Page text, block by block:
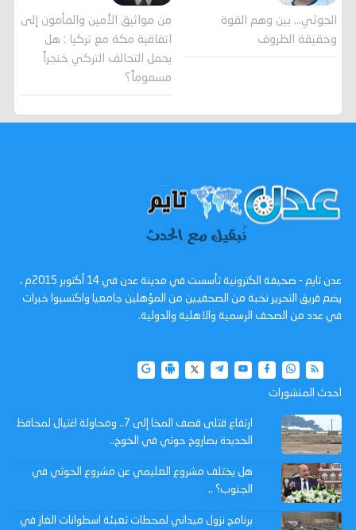
الحوثي... بين وهم القوة
وحقيقة الظروف
من مواثيق الأمين والمأمون إلى
اتفاقية مكة مع تركيا : هل
يحمل التحالف التركي خنجراً
مسموماً؟
عدن تايم - صحيفة الكترونية تأسست في مدينة عدن في 14 أكتوبر 2015م ،
يضم فريق التحرير نخبة من الصحفيين من المؤهلين جامعيا واكتسبوا خبرات
في عدد من الصحف الرسمية والاهلية والدولية.
احدث المنشورات
ارتفاع قتلى قصف المخا إلى 7.. ومحاولة اغتيال لمحافظ
الحديدة بصاروخ حوثي في الخوخ..
هل يختلف مشروع العليمي عن مشروع الحوثي في
الجنوب؟ ..
برنامج نزول ميداني لمحطات تعبئة اسطوانات الغاز في